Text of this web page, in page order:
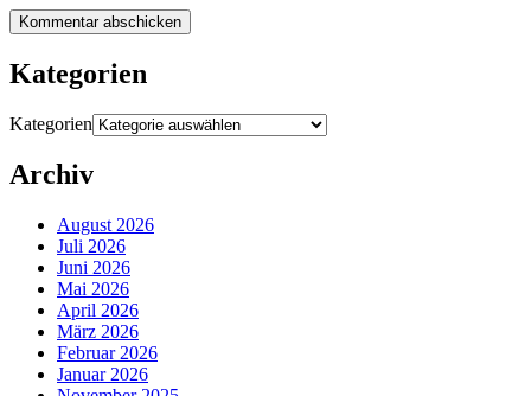
Kategorien
Kategorien
Archiv
August 2026
Juli 2026
Juni 2026
Mai 2026
April 2026
März 2026
Februar 2026
Januar 2026